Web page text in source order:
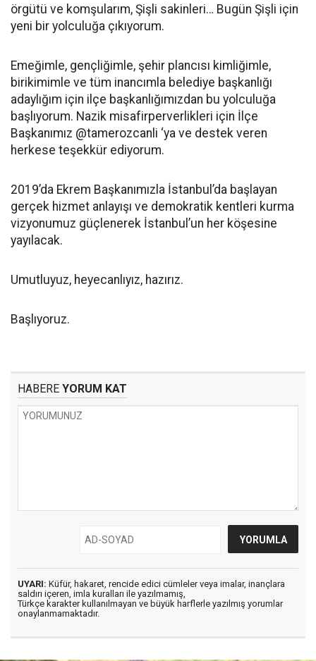
örgütü ve komşularım, Şişli sakinleri… Bugün Şişli için
yeni bir yolculuğa çıkıyorum.
Emeğimle, gençliğimle, şehir plancısı kimliğimle,
birikimimle ve tüm inancımla belediye başkanlığı
adaylığım için ilçe başkanlığımızdan bu yolculuğa
başlıyorum. Nazik misafirperverlikleri için İlçe
Başkanımız @tamerozcanli ‘ya ve destek veren
herkese teşekkür ediyorum.
2019’da Ekrem Başkanımızla İstanbul’da başlayan
gerçek hizmet anlayışı ve demokratik kentleri kurma
vizyonumuz güçlenerek İstanbul’un her köşesine
yayılacak.
Umutluyuz, heyecanlıyız, hazırız.
Başlıyoruz.
HABERE YORUM KAT
UYARI: Küfür, hakaret, rencide edici cümleler veya imalar, inançlara
saldırı içeren, imla kuralları ile yazılmamış,
Türkçe karakter kullanılmayan ve büyük harflerle yazılmış yorumlar
onaylanmamaktadır.